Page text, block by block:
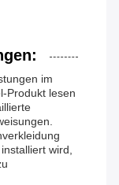
im
Produkt lesen
wird,